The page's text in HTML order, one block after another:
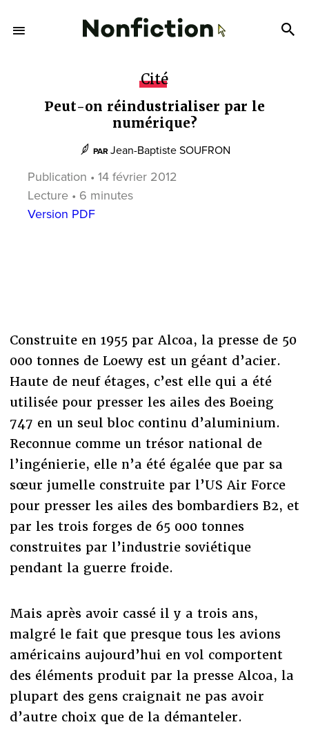
Cité
Peut-on réindustrialiser par le
numérique?
PAR Jean-Baptiste SOUFRON
Publication • 14 février 2012
Lecture • 6 minutes
Version PDF
Construite en 1955 par Alcoa, la presse de 50
000 tonnes de Loewy est un géant d’acier.
Haute de neuf étages, c’est elle qui a été
utilisée pour presser les ailes des Boeing
747 en un seul bloc continu d’aluminium.
Reconnue comme un trésor national de
l’ingénierie, elle n’a été égalée que par sa
sœur jumelle construite par l’US Air Force
pour presser les ailes des bombardiers B2, et
par les trois forges de 65 000 tonnes
construites par l’industrie soviétique
pendant la guerre froide.
Mais après avoir cassé il y a trois ans,
malgré le fait que presque tous les avions
américains aujourd’hui en vol comportent
des éléments produit par la presse Alcoa, la
plupart des gens craignait ne pas avoir
d’autre choix que de la démanteler.